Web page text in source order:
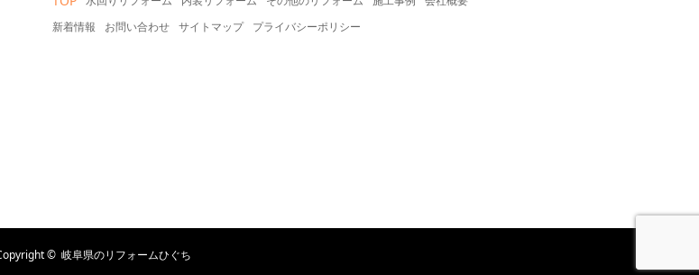
新着情報
お問い合わせ サイトマップ プライバシーポリシー
© 岐阜県のリフォームひぐち